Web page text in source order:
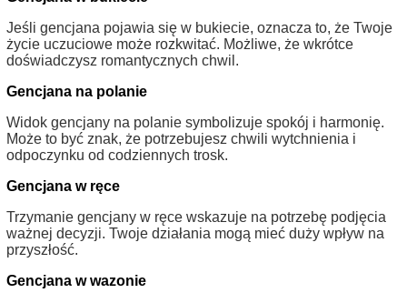
Jeśli gencjana pojawia się w bukiecie, oznacza to, że Twoje
życie uczuciowe może rozkwitać. Możliwe, że wkrótce
doświadczysz romantycznych chwil.
Gencjana na polanie
Widok gencjany na polanie symbolizuje spokój i harmonię.
Może to być znak, że potrzebujesz chwili wytchnienia i
odpoczynku od codziennych trosk.
Gencjana w ręce
Trzymanie gencjany w ręce wskazuje na potrzebę podjęcia
ważnej decyzji. Twoje działania mogą mieć duży wpływ na
przyszłość.
Gencjana w wazonie